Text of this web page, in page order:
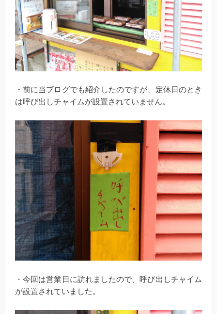
・前に当ブログでも紹介したのですが、定休日のとき
は呼び出しチャイムが設置されていません。
・今回は営業日に訪れましたので、呼び出しチャイム
が設置されていました。